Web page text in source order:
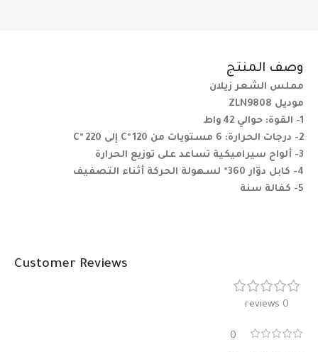
وصف المنتج
مملس الشعر زيلان
موديل ZLN9808
1- القوة: حوالي 42 واط
2- درجات الحرارة: 6 مستويات من 120 °C إلى 220 °C
3- ألواح سيراميكية تساعد على توزيع الحرارة
4- كابل دوّار 360° لسهولة الحركة أثناء التصفيف
5- كفالة سنة
Customer Reviews
0 reviews
0